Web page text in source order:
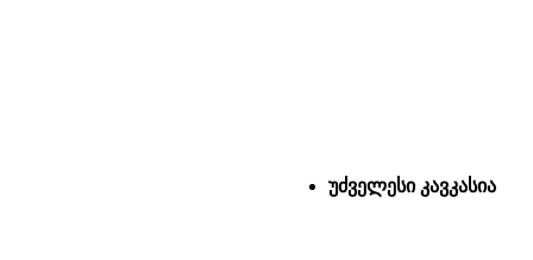
უძველესი კავკასია